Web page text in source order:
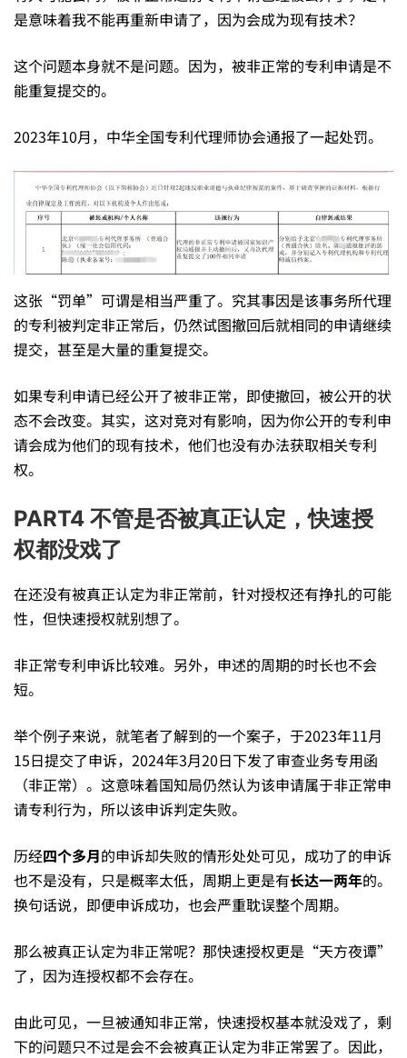
是意味着我不能再重新申请了，因为会成为现有技术？
这个问题本身就不是问题。因为，被非正常的专利申请是不
能重复提交的。
2023年10月，中华全国专利代理师协会通报了一起处罚。
这张“罚单”可谓是相当严重了。究其事因是该事务所代理
的专利被判定非正常后，仍然试图撤回后就相同的申请继续
提交，甚至是大量的重复提交。
如果专利申请已经公开了被非正常，即使撤回，被公开的状
态不会改变。其实，这对竞对有影响，因为你公开的专利申
请会成为他们的现有技术，他们也没有办法获取相关专利
权。
PART4 不管是否被真正认定，快速授
权都没戏了
在还没有被真正认定为非正常前，针对授权还有挣扎的可能
性，但快速授权就别想了。
非正常专利申诉比较难。另外，申述的周期的时长也不会
短。
举个例子来说，就笔者了解到的一个案子，于2023年11月
15日提交了申诉，2024年3月20日下发了审查业务专用函
（非正常）。这意味着国知局仍然认为该申请属于非正常申
请专利行为，所以该申诉判定失败。
历经四个多月的申诉却失败的情形处处可见，成功了的申诉
也不是没有，只是概率太低，周期上更是有长达一两年的。
换句话说，即便申诉成功，也会严重耽误整个周期。
那么被真正认定为非正常呢？那快速授权更是“天方夜谭”
了，因为连授权都不会存在。
由此可见，一旦被通知非正常，快速授权基本就没戏了，剩
下的问题只不过是会不会被真正认定为非正常罢了。因此，